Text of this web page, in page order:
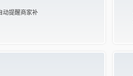
动提醒商家补